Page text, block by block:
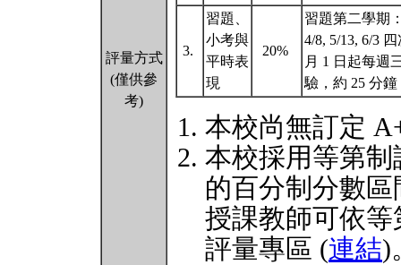
評量方式
(僅供參
考)
3.
習題、
小考與
平時表
現
20%
習題第二學期
4/8, 5/13, 6/3
月 1 日起每週
驗，約 25 分鐘
本校尚無訂定
本校採用等第
的百分制分數
授課教師可依
評量專區 (連結)